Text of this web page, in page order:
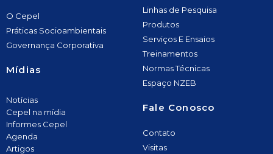
O Cepel
Práticas Socioambientais
Governança Corporativa
Mídias
Notícias
Cepel na mídia
Informes Cepel
Agenda
Artigos
Linhas de Pesquisa
Produtos
Serviços E Ensaios
Treinamentos
Normas Técnicas
Espaço NZEB
Fale Conosco
Contato
Visitas